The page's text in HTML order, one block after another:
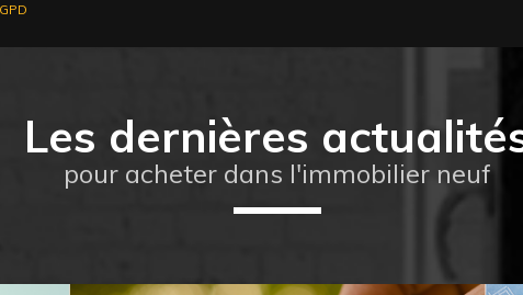
Les dernières
pour acheter dans l'immobilier neuf